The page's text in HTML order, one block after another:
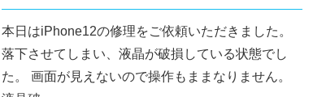
本日はiPhone12の修理をご依頼いただきました。
落下させてしまい、液晶が破損している状態でし
た。 画面が見えないので操作もままなりません。